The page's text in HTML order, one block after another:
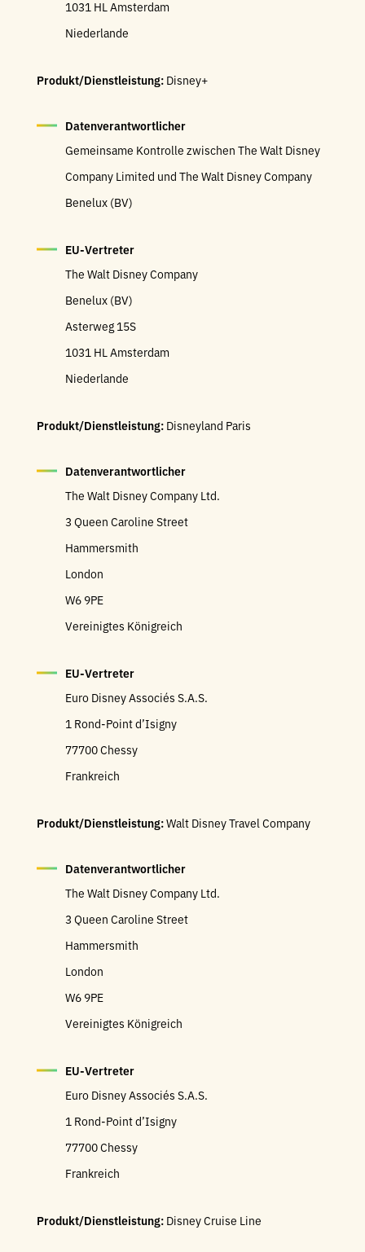
1031 HL Amsterdam
Niederlande
Produkt/Dienstleistung: Disney+
Datenverantwortlicher
Gemeinsame Kontrolle zwischen The Walt Disney
Company Limited und The Walt Disney Company
Benelux (BV)
EU-Vertreter
The Walt Disney Company
Benelux (BV)
Asterweg 15S
1031 HL Amsterdam
Niederlande
Produkt/Dienstleistung: Disneyland Paris
Datenverantwortlicher
The Walt Disney Company Ltd.
3 Queen Caroline Street
Hammersmith
London
W6 9PE
Vereinigtes Königreich
EU-Vertreter
Euro Disney Associés S.A.S.
1 Rond-Point d’Isigny
77700 Chessy
Frankreich
Produkt/Dienstleistung:Walt Disney Travel Company
Datenverantwortlicher
The Walt Disney Company Ltd.
3 Queen Caroline Street
Hammersmith
London
W6 9PE
Vereinigtes Königreich
EU-Vertreter
Euro Disney Associés S.A.S.
1 Rond-Point d’Isigny
77700 Chessy
Frankreich
Produkt/Dienstleistung: Disney Cruise Line